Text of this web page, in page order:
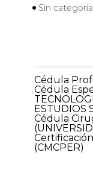
Sin categoría
Cédula
Cédula
ESTUDIOS
Cédula
(CMCPER)